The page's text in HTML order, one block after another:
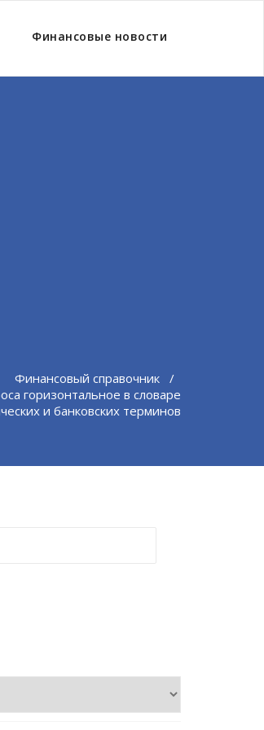
Финансовые новости
Финансовый справочник /
горизонтальное в словаре
и банковских терминов